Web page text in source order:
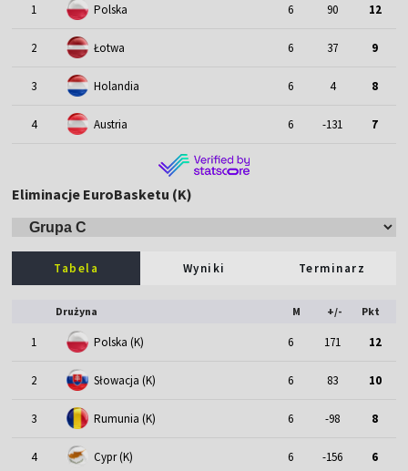
1 Polska 6 90 12
2 Łotwa 6 37 9
3 Holandia 6 4 8
4 Austria 6 -131 7
Eliminacje EuroBasketu (K)
Tabela Wyniki Terminarz
Drużyna M +/- Pkt
1 Polska (K) 6 171 12
2 Słowacja (K) 6 83 10
3 Rumunia (K) 6 -98 8
4 Cypr (K) 6 -156 6